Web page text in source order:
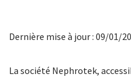
Dernière mise à jour : 09/01/
La société Nephrotek,